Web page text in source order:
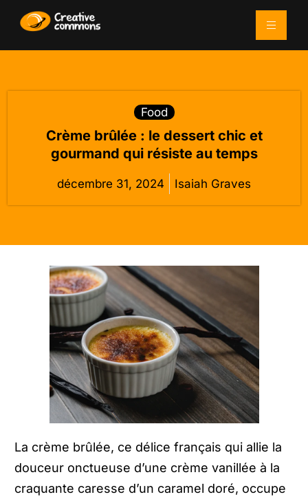
Food
Crème brûlée : le dessert chic et
gourmand qui résiste au temps
décembre 31, 2024 Isaiah Graves
La crème brûlée, ce délice français qui allie la
douceur onctueuse d’une crème vanillée à la
craquante caresse d’un caramel doré, occupe